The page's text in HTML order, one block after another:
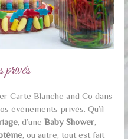
privés
Carte Blanche and Co dans
évènements privés. Qu’il
, d’une Baby Shower,
, ou autre, tout est fait